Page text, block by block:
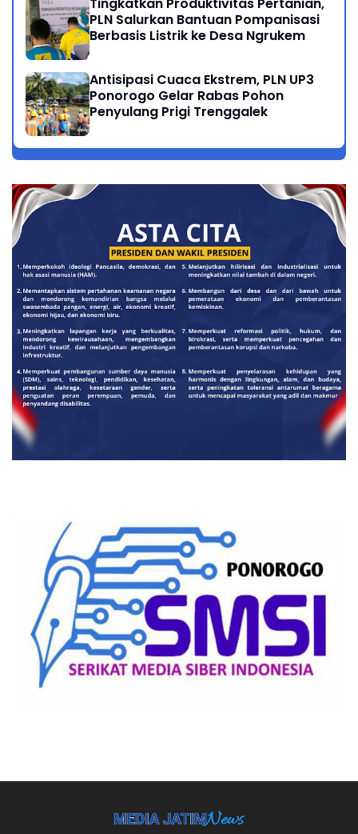
Tingkatkan Produktivitas Pertanian,
PLN Salurkan Bantuan Pompanisasi
Berbasis Listrik ke Desa Ngrukem
Antisipasi Cuaca Ekstrem, PLN UP3
Ponorogo Gelar Rabas Pohon
Penyulang Prigi Trenggalek